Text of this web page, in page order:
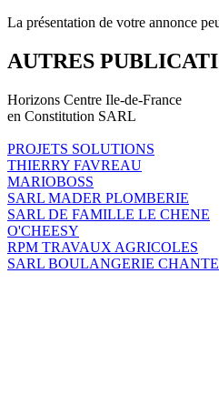
La présentation de votre annonce
AUTRES
Horizons Centre Ile-de-France
en Constitution SARL
PROJETS SOLUTIONS
THIERRY FAVREAU
MARIOBOSS
SARL MADER PLOMBERIE
SARL DE FAMILLE LE CHENE
O'CHEESY
RPM TRAVAUX AGRICOLES
SARL BOULANGERIE